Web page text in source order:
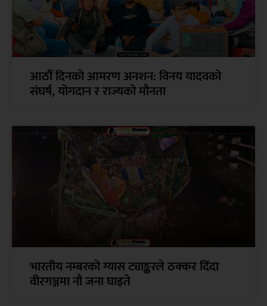
आठौँ दिनको आमरण अनशन: विनय यादवको
संघर्ष, योगदान र राज्यको मौनता
भारतीय नम्बरको ग्यास ट्याङ्करले ठक्कर दिँदा
वीरगञ्जमा नौ जना घाइते